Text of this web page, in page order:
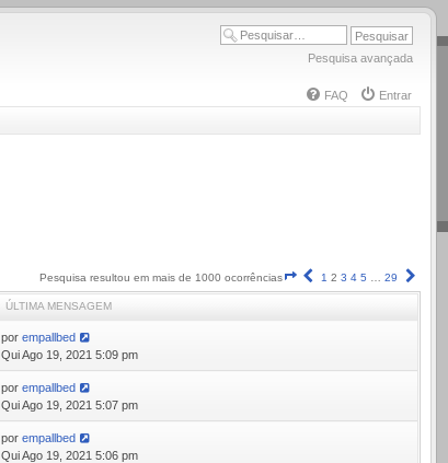
Pesquisa avançada
FAQ
Entrar
Pesquisa resultou em mais de 1000 ocorrências Página
2
Anterior
1 2 3 4 5 29
ÚLTIMA MENSAGEM
porempallbed
Qui Ago 19, 2021 5:09 pm
porempallbed
Qui Ago 19, 2021 5:07 pm
porempallbed
Qui Ago 19, 2021 5:06 pm